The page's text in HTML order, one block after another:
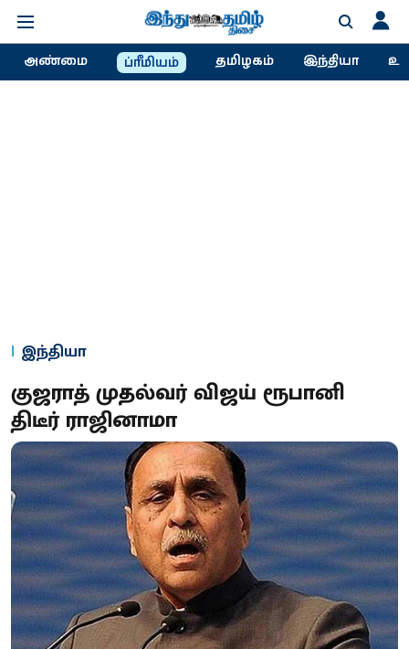
அண்மை ப்ரீமியம் தமிழகம் இந்தியா
இந்தியா
குஜராத் முதல்வர் விஜய் ரூபானி
திடீர் ராஜினாமா